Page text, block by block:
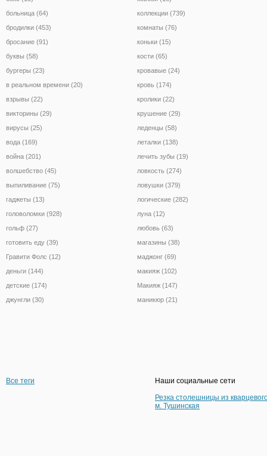
больница (64)
бродилки (453)
бросание (91)
буквы (58)
бургеры (23)
в реальном времени (20)
взрывы (22)
викторины (29)
вирусы (25)
вода (169)
война (201)
волшебство (45)
выпиливание (75)
гаджеты (13)
головоломки (928)
гольф (27)
готовить еду (39)
Гравити Фолс (12)
деньги (144)
детские (174)
джунгли (30)
коллекции (739)
комнаты (76)
коньки (15)
кости (65)
кровавые (24)
кровь (174)
кролики (22)
крушение (29)
леденцы (58)
леталки (138)
лечить зубы (19)
ловкость (274)
ловушки (379)
логические (282)
луна (12)
любовь (63)
магазины (38)
маджонг (69)
макияж (102)
Макияж (147)
маникюр (21)
Все теги
Наши социальные сети
Резка столешницы из
м. Тушинская